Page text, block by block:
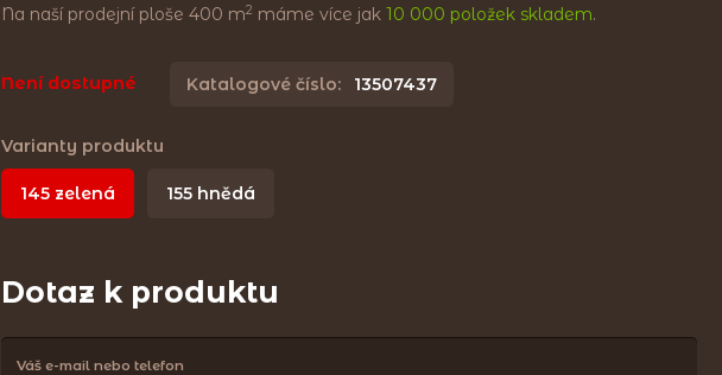
Na naší prodejní ploše 400 m2 máme více jak10 000 položek skladem.
Není dostupné Katalogové číslo: 13507437
Varianty produktu
145 zelená 155 hnědá
Dotaz k produktu